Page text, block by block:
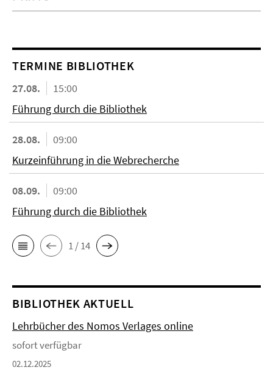
TERMINE BIBLIOTHEK
27.08.
15:00
Führung durch die Bibliothek
28.08.
09:00
Kurzeinführung in die Webrecherche
08.09.
09:00
Führung durch die Bibliothek
1 / 14
BIBLIOTHEK AKTUELL
Lehrbücher des Nomos Verlages online
sofort verfügbar
02.12.2025